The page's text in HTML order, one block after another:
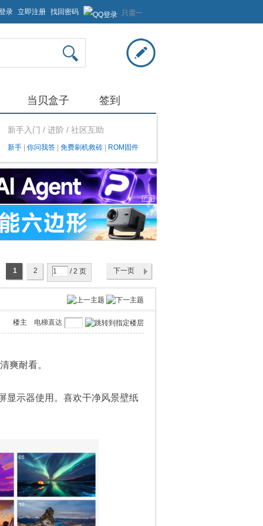
只需一
步，快
速开始
录 立即注册 找回密码
当贝盒子 签到
新手入门 / 进阶 / 社区互助
新手 你问我答 免费刷机救砖 ROM固件
1 2 / 2 页 下一页
电梯直达
楼主
爽耐看。
显示器使用。喜欢干净风景壁纸